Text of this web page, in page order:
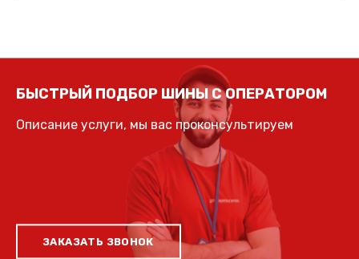
БЫСТРЫЙ ПОДБОР ШИНЫ С ОПЕРАТОРОМ
Описание услуги, мы вас проконсультируем
ЗАКАЗАТЬ ЗВОНОК